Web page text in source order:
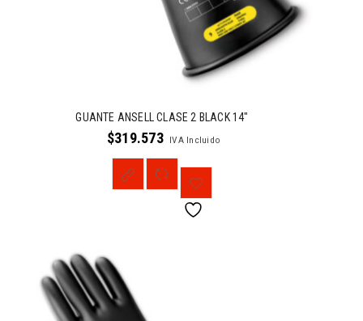
GUANTE ANSELL CLASE 2 BLACK 14″
$319.573 IVA Incluido